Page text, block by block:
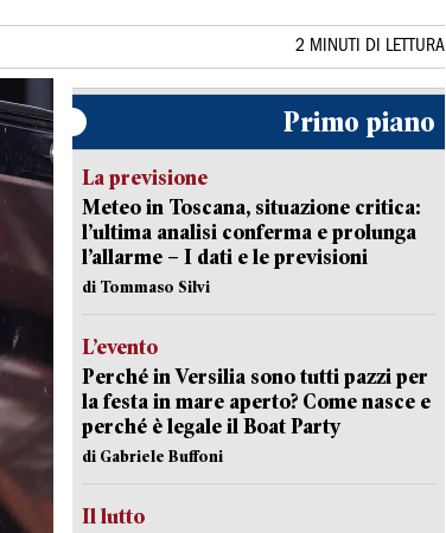
2 MINUTI DI LETTURA
Primo piano
La previsione
Meteo in Toscana, situazione critica:
l’ultima analisi conferma e prolunga
l’allarme – I dati e le previsioni
di Tommaso Silvi
L’evento
Perché in Versilia sono tutti pazzi per
la festa in mare aperto? Come nasce e
perché è legale il Boat Party
di Gabriele Buffoni
Il lutto